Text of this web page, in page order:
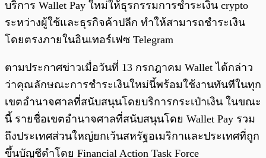
บริการ Wallet Pay ใหม่ให้ธุรกรรมการชำระเงิน crypto
ระหว่างผู้ใช้และธุรกิจค้าปลีก ทำให้สามารถชำระเงิน
โดยตรงภายในอินเทอร์เฟซ Telegram
ตามประกาศข่าวเมื่อวันที่ 13 กรกฎาคม Wallet ได้กล่าว
ว่าคุณลักษณะการชำระเงินใหม่นี้พร้อมใช้งานทันทีในทุก
เขตอำนาจศาลที่สนับสนุนโดยบริการกระเป๋าเงิน ในขณะ
นี้ รายชื่อเขตอำนาจศาลที่สนับสนุนโดย Wallet Pay รวม
ถึงประเทศส่วนใหญ่ยกเว้นสหรัฐอเมริกาและประเทศที่ถูก
ขึ้นบัญชีดำโดย Financial Action Task Force